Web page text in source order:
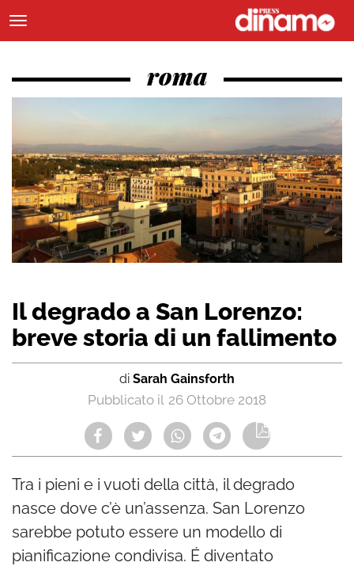
roma
Il degrado a San Lorenzo:
breve storia di un fallimento
di Sarah Gainsforth
26 Ottobre 2018
Tra i pieni e i vuoti della città, il degrado
nasce dove c’è un’assenza. San Lorenzo
sarebbe potuto essere un modello di
pianificazione condivisa. É diventato